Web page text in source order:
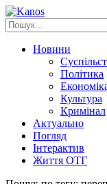
Новини
Політика
Культура
Кримінал
Актуально
Погляд
Інтерактив
Життя ОТГ